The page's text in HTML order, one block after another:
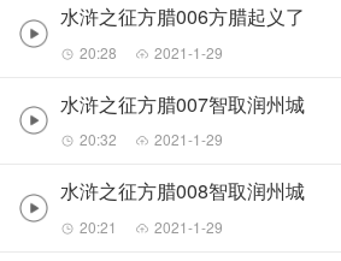
水浒之征方腊006方腊起义了
20:28 2021-1-29
水浒之征方腊007智取润州城
20:32 2021-1-29
水浒之征方腊008智取润州城
20:21 2021-1-29